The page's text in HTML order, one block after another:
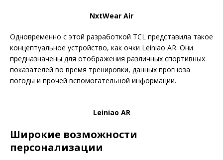
NxtWear Air
Одновременно с этой разработкой TCL представила такое
концептуальное устройство, как очки Leiniao AR. Они
предназначены для отображения различных спортивных
показателей во время тренировки, данных прогноза
погоды и прочей вспомогательной информации.
Leiniao AR
Широкие возможности
персонализации